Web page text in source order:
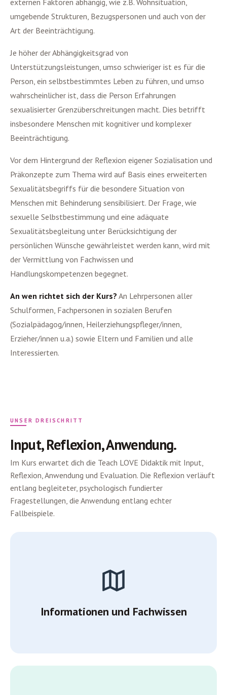
externen Faktoren abhängig, wie z.B. Wohnsituation,
umgebende Strukturen, Bezugspersonen und auch von der
Art der Beeinträchtigung.
Je höher der Abhängigkeitsgrad von
Unterstützungsleistungen, umso schwieriger ist es für die
Person, ein selbstbestimmtes Leben zu führen, und umso
wahrscheinlicher ist, dass die Person Erfahrungen
sexualisierter Grenzüberschreitungen macht. Dies betrifft
insbesondere Menschen mit kognitiver und komplexer
Beeinträchtigung.
Vor dem Hintergrund der Reflexion eigener Sozialisation und
Präkonzepte zum Thema wird auf Basis eines erweiterten
Sexualitätsbegriffs für die besondere Situation von
Menschen mit Behinderung sensibilisiert. Der Frage, wie
sexuelle Selbstbestimmung und eine adäquate
Sexualitätsbegleitung unter Berücksichtigung der
persönlichen Wünsche gewährleistet werden kann, wird mit
der Vermittlung von Fachwissen und
Handlungskompetenzen begegnet.
An wen richtet sich der Kurs? An Lehrpersonen aller
Schulformen, Fachpersonen in sozialen Berufen
(Sozialpädagog/innen, Heilerziehungspfleger/innen,
Erzieher/innen u.a.) sowie Eltern und Familien und alle
Interessierten.
UNSER DREISCHRITT
Input, Reflexion, Anwendung.
Im Kurs erwartet dich die Teach LOVE Didaktik mit Input,
Reflexion, Anwendung und Evaluation. Die Reflexion verläuft
entlang begleiteter, psychologisch fundierter
Fragestellungen, die Anwendung entlang echter
Fallbeispiele.
Informationen und Fachwissen